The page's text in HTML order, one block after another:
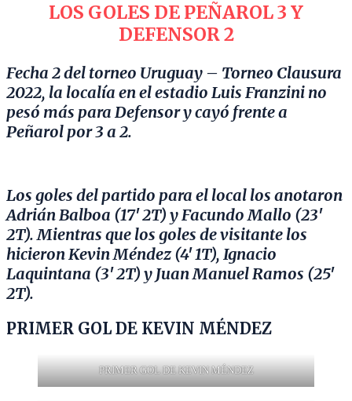
LOS GOLES DE PEÑAROL 3 Y
DEFENSOR 2
Fecha 2 del torneo Uruguay – Torneo Clausura
2022, la localía en el estadio Luis Franzini no
pesó más para Defensor y cayó frente a
Peñarol por 3 a 2.
Los goles del partido para el local los anotaron
Adrián Balboa (17′ 2T) y Facundo Mallo (23′
2T). Mientras que los goles de visitante los
hicieron Kevin Méndez (4′ 1T), Ignacio
Laquintana (3′ 2T) y Juan Manuel Ramos (25′
2T).
PRIMER GOL DE KEVIN MÉNDEZ
PRIMER GOL DE KEVIN MÉNDEZ